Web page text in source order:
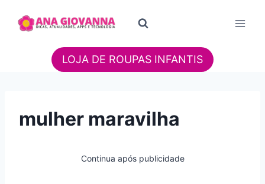
para
LOJA DE ROUPAS INFANTIS
mulher maravilha
Continua após publicidade